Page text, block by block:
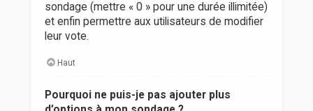
sondage (mettre « 0 » pour une durée illimitée)
et enfin permettre aux utilisateurs de modifier
leur vote.
Haut
Pourquoi ne puis-je pas ajouter plus